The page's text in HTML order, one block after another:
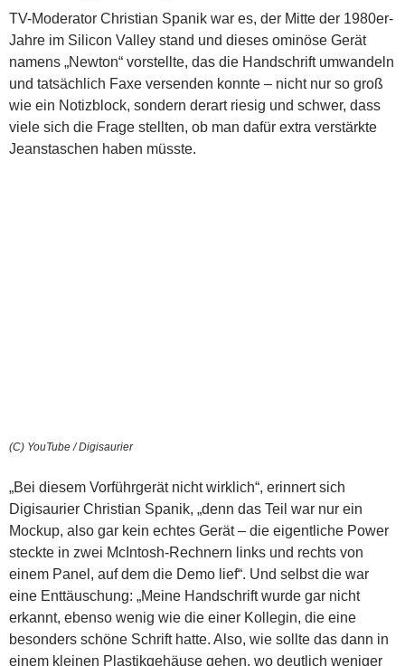
TV-Moderator Christian Spanik war es, der Mitte der 1980er-
Jahre im Silicon Valley stand und dieses ominöse Gerät
namens „Newton“ vorstellte, das die Handschrift umwandeln
und tatsächlich Faxe versenden konnte – nicht nur so groß
wie ein Notizblock, sondern derart riesig und schwer, dass
viele sich die Frage stellten, ob man dafür extra verstärkte
Jeanstaschen haben müsste.
(C) YouTube / Digisaurier
„Bei diesem Vorführgerät nicht wirklich“, erinnert sich
Digisaurier Christian Spanik, „denn das Teil war nur ein
Mockup, also gar kein echtes Gerät – die eigentliche Power
steckte in zwei McIntosh-Rechnern links und rechts von
einem Panel, auf dem die Demo lief“. Und selbst die war
eine Enttäuschung: „Meine Handschrift wurde gar nicht
erkannt, ebenso wenig wie die einer Kollegin, die eine
besonders schöne Schrift hatte. Also, wie sollte das dann in
einem kleinen Plastikgehäuse gehen, wo deutlich weniger